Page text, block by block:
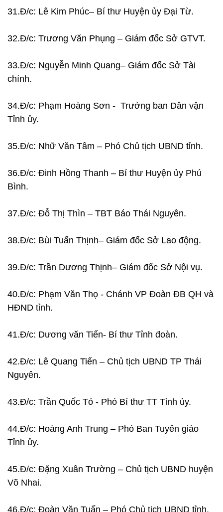
31.Đ/c: Lê Kim Phúc– Bí thư Huyện ủy Đại Từ.
32.Đ/c: Trương Văn Phụng – Giám đốc Sở GTVT.
33.Đ/c: Nguyễn Minh Quang– Giám đốc Sở Tài
chính.
34.Đ/c: Phạm Hoàng Sơn - Trưởng ban Dân vận
Tỉnh ủy.
35.Đ/c: Nhữ Văn Tâm – Phó Chủ tịch UBND tỉnh.
36.Đ/c: Đinh Hồng Thanh – Bí thư Huyện ủy Phú
Bình.
37.Đ/c: Đỗ Thị Thìn – TBT Báo Thái Nguyên.
38.Đ/c: Bùi Tuấn Thịnh– Giám đốc Sở Lao động.
39.Đ/c: Trần Dương Thịnh– Giám đốc Sở Nội vụ.
40.Đ/c: Phạm Văn Thọ - Chánh VP Đoàn ĐB QH và
HĐND tỉnh.
41.Đ/c: Dương văn Tiến- Bí thư Tỉnh đoàn.
42.Đ/c: Lê Quang Tiến – Chủ tịch UBND TP Thái
Nguyên.
43.Đ/c: Trần Quốc Tỏ - Phó Bí thư TT Tỉnh ủy.
44.Đ/c: Hoàng Anh Trung – Phó Ban Tuyên giáo
Tỉnh ủy.
45.Đ/c: Đặng Xuân Trường – Chủ tịch UBND huyện
Võ Nhai.
46.Đ/c: Đoàn Văn Tuấn – Phó Chủ tịch UBND tỉnh.